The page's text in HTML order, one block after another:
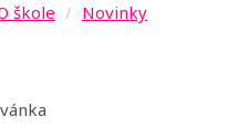
škole
Novinky